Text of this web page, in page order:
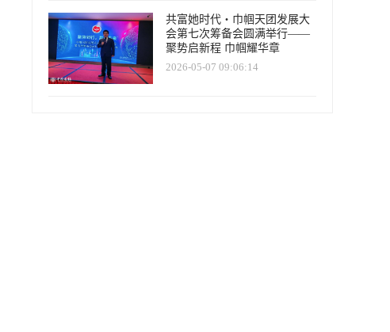
共富她时代・巾帼天团发展大
会第七次筹备会圆满举行——
聚势启新程 巾帼耀华章
2026-05-07 09:06:14